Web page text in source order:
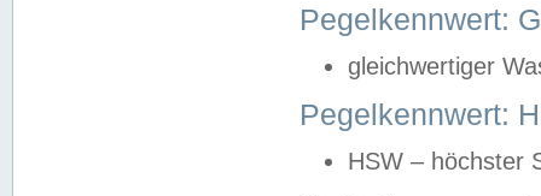
Pegelkennwert:
gleichwertiger
Pegelkennwert:
HSW – höchster